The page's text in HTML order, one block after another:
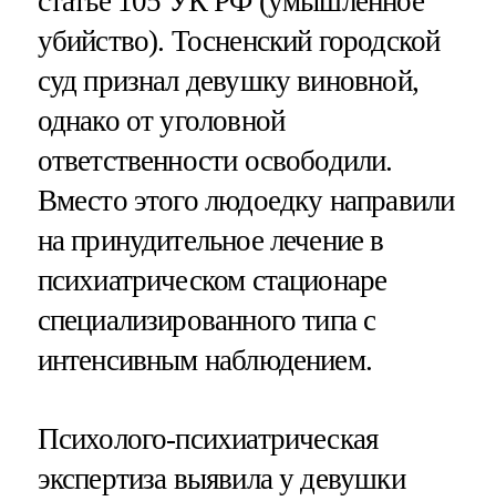
убийство). Тосненский городской
суд признал девушку виновной,
однако от уголовной
ответственности освободили.
Вместо этого людоедку направили
на принудительное лечение в
психиатрическом стационаре
специализированного типа с
интенсивным наблюдением.
Психолого-психиатрическая
экспертиза выявила у девушки